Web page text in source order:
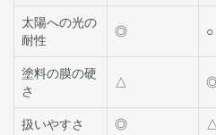
太陽への光の
耐性
◎ ○
塗料の膜の硬
さ
△
扱いやすさ ◎ △